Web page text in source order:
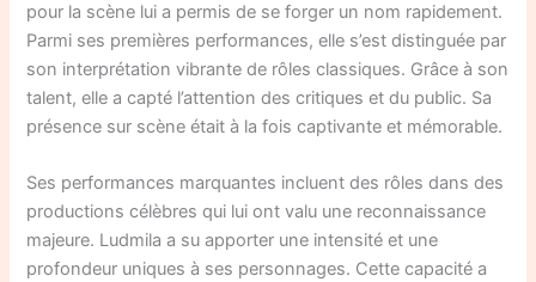
pour la scène lui a permis de se forger un nom rapidement.
Parmi ses premières performances, elle s’est distinguée par
son interprétation vibrante de rôles classiques. Grâce à son
talent, elle a capté l’attention des critiques et du public. Sa
présence sur scène était à la fois captivante et mémorable.
Ses performances marquantes incluent des rôles dans des
productions célèbres qui lui ont valu une reconnaissance
majeure. Ludmila a su apporter une intensité et une
profondeur uniques à ses personnages. Cette capacité a